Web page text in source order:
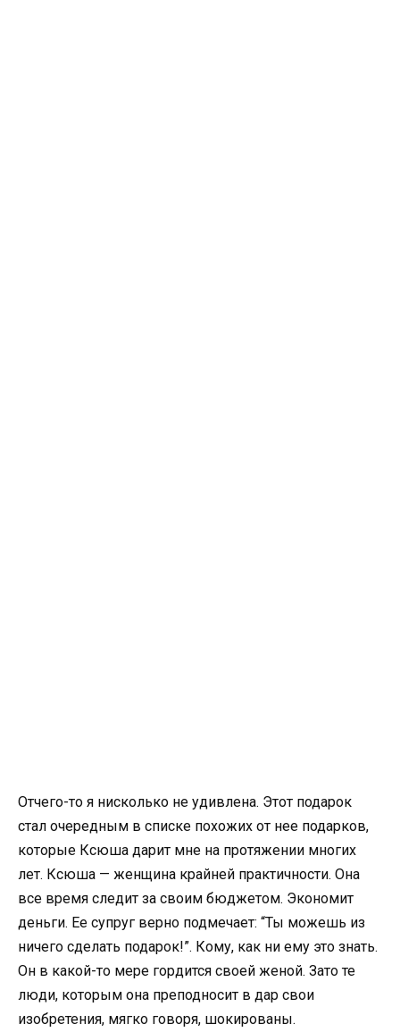
Отчего-то я нисколько не удивлена. Этот подарок
стал очередным в списке похожих от нее подарков,
которые Ксюша дарит мне на протяжении многих
лет. Ксюша — женщина крайней практичности. Она
все время следит за своим бюджетом. Экономит
деньги. Ее супруг верно подмечает: “Ты можешь из
ничего сделать подарок!”. Кому, как ни ему это знать.
Он в какой-то мере гордится своей женой. Зато те
люди, которым она преподносит в дар свои
изобретения, мягко говоря, шокированы.